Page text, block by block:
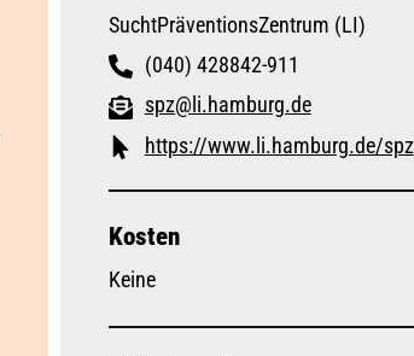
SuchtPräventionsZentrum (LI)
(040) 428842-911
spz@li.hamburg.de
https://www.li.hamburg.de/spz
Kosten
Keine